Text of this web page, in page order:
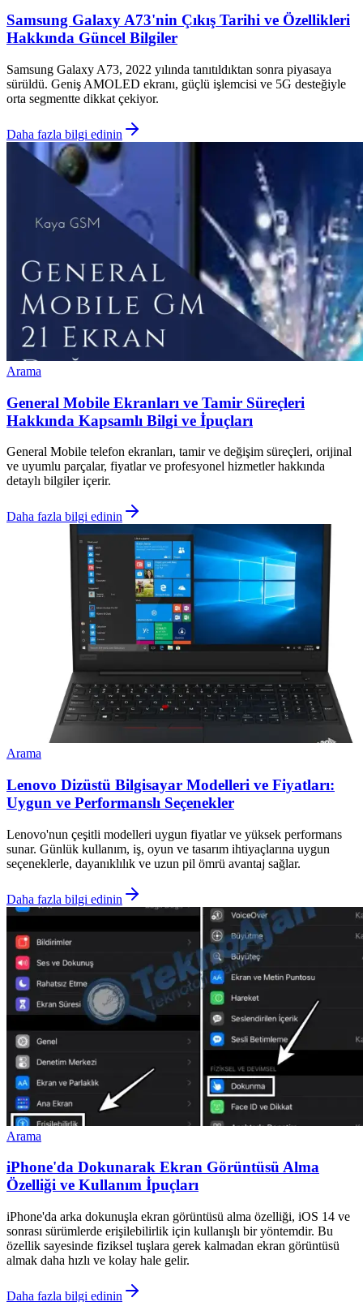
Samsung Galaxy A73'nin Çıkış Tarihi ve Özellikleri
Hakkında Güncel Bilgiler
Samsung Galaxy A73, 2022 yılında tanıtıldıktan sonra piyasaya
sürüldü. Geniş AMOLED ekranı, güçlü işlemcisi ve 5G desteğiyle
orta segmentte dikkat çekiyor.
Daha fazla bilgi edinin
Arama
General Mobile Ekranları ve Tamir Süreçleri
Hakkında Kapsamlı Bilgi ve İpuçları
General Mobile telefon ekranları, tamir ve değişim süreçleri, orijinal
ve uyumlu parçalar, fiyatlar ve profesyonel hizmetler hakkında
detaylı bilgiler içerir.
Daha fazla bilgi edinin
Arama
Lenovo Dizüstü Bilgisayar Modelleri ve Fiyatları:
Uygun ve Performanslı Seçenekler
Lenovo'nun çeşitli modelleri uygun fiyatlar ve yüksek performans
sunar. Günlük kullanım, iş, oyun ve tasarım ihtiyaçlarına uygun
seçeneklerle, dayanıklılık ve uzun pil ömrü avantaj sağlar.
Daha fazla bilgi edinin
Arama
iPhone'da Dokunarak Ekran Görüntüsü Alma
Özelliği ve Kullanım İpuçları
iPhone'da arka dokunuşla ekran görüntüsü alma özelliği, iOS 14 ve
sonrası sürümlerde erişilebilirlik için kullanışlı bir yöntemdir. Bu
özellik sayesinde fiziksel tuşlara gerek kalmadan ekran görüntüsü
almak daha hızlı ve kolay hale gelir.
Daha fazla bilgi edinin